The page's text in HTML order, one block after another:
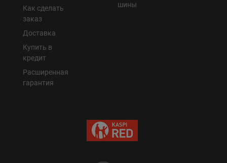
Как сделать
заказ
Доставка
Купить в
кредит
Расширенная
гарантия
шины